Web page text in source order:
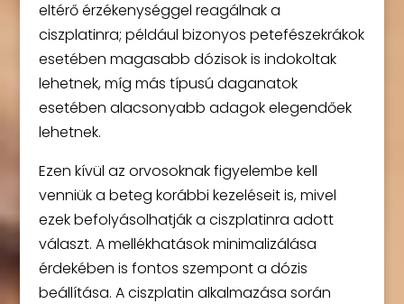
eltérő érzékenységgel reagálnak a
ciszplatinra; például bizonyos petefészekrákok
esetében magasabb dózisok is indokoltak
lehetnek, míg más típusú daganatok
esetében alacsonyabb adagok elegendőek
lehetnek.
Ezen kívül az orvosoknak figyelembe kell
venniük a beteg korábbi kezeléseit is, mivel
ezek befolyásolhatják a ciszplatinra adott
választ. A mellékhatások minimalizálása
érdekében is fontos szempont a dózis
beállítása. A ciszplatin alkalmazása során